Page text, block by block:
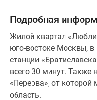
Подробная
Жилой квартал
юго-востоке Москвы, в
станции
всего 30 минут.
«Перерва», от
область.